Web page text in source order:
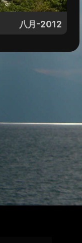
八月-2012